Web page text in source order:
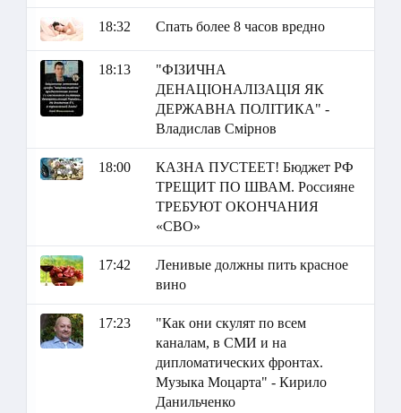
18:32 Спать более 8 часов вредно
18:13
"ФІЗИЧНА
ДЕНАЦІОНАЛІЗАЦІЯ ЯК
ДЕРЖАВНА ПОЛІТИКА" -
Владислав Смірнов
18:00
КАЗНА ПУСТЕЕТ! Бюджет РФ
ТРЕЩИТ ПО ШВАМ. Россияне
ТРЕБУЮТ ОКОНЧАНИЯ
«СВО»
17:42
Ленивые должны пить красное
вино
17:23
"Как они скулят по всем
каналам, в СМИ и на
дипломатических фронтах.
Музыка Моцарта" - Кирило
Данильченко